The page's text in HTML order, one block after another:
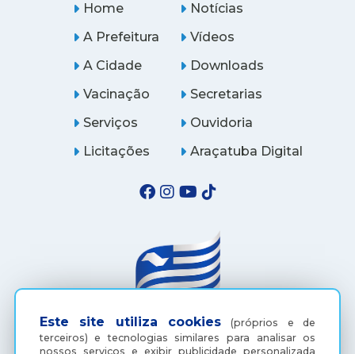
Este site utiliza cookies (próprios e de
terceiros) e tecnologias similares para analisar os
nossos serviços e exibir publicidade personalizada
Home
A Prefeitura
A Cidade
Notícias
Vídeos
Downloads
Vacinação
Serviços
Licitações
Secretarias
Ouvidoria
Araçatuba Digital
(18) 3607-6500